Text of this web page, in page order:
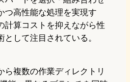
つ高性能な処理を実現す
計算コストを抑えながら性
して注目されている。
ら複数の作業ディレクトリ